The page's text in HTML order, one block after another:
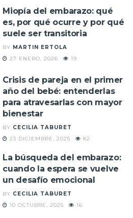
Miopía del embarazo: qué
es, por qué ocurre y por qué
suele ser transitoria
BY MARTIN ERTOLA
27 ENERO, 2026
19
Crisis de pareja en el primer
año del bebé: entenderlas
para atravesarlas con mayor
bienestar
BY CECILIA TABURET
23 DICIEMBRE, 2025
82
La búsqueda del embarazo:
cuando la espera se vuelve
un desafío emocional
BY CECILIA TABURET
10 OCTUBRE, 2025
16